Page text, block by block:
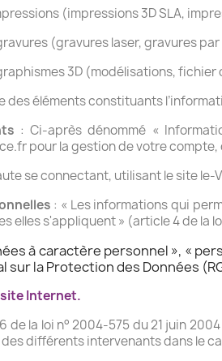
(impressions 3D SLA,
(gravures laser, gravures par
3D (modélisations,
des éléments constituants
: Ci-après dénommé «
pour la gestion de votre
se connectant, utilisant le site le-
: « Les informations qui
elles s'appliquent » (article 4 de la
à caractère personnel », «
sur la Protection des Données
Internet.
de la loi n° 2004-575 du 21 juin
différents intervenants dans le